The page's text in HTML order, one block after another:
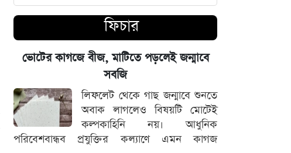
৫ আগস্ট ঘিরে সারা দেশে কঠোর নজরদারি,
মাঠে নামানো হয়েছে একাধিক গোয়েন্দা দল
বাদ পড়ছে ৭ মার্চের ভাষণ ও বঙ্গবন্ধুর
প্রতিকৃতি টাঙানোর বাধ্যবাধকতা
সৌদি আরবের সাথে কৌশলগত দীর্ঘমেয়াদি
সম্পর্ক চান প্রধানমন্ত্রী তারেক রহমান
মার্কিন অর্থনীতি ও ফেডের সিদ্ধান্তের
ফিচার
ভোটের কাগজে বীজ, মাটিতে পড়লেই জন্মাবে
সবজি
লিফলেট থেকে গাছ জন্মাবে শুনতে
অবাক লাগলেও বিষয়টি মোটেই
কল্পকাহিনি নয়। আধুনিক
পরিবেশবান্ধব প্রযুক্তির কল্যাণে এমন কাগজ